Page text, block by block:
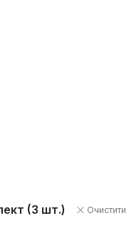
(3 шт.) Очистити